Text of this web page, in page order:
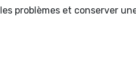
problèmes et conserver